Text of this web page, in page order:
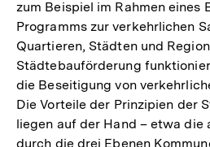
zum Beispiel im Rahmen eines
Programms zur verkehrlichen
Quartieren, Städten und
Städtebauförderung
die Beseitigung von
Die Vorteile der Prinzipien der
liegen auf der Hand – etwa die
durch die drei Ebenen